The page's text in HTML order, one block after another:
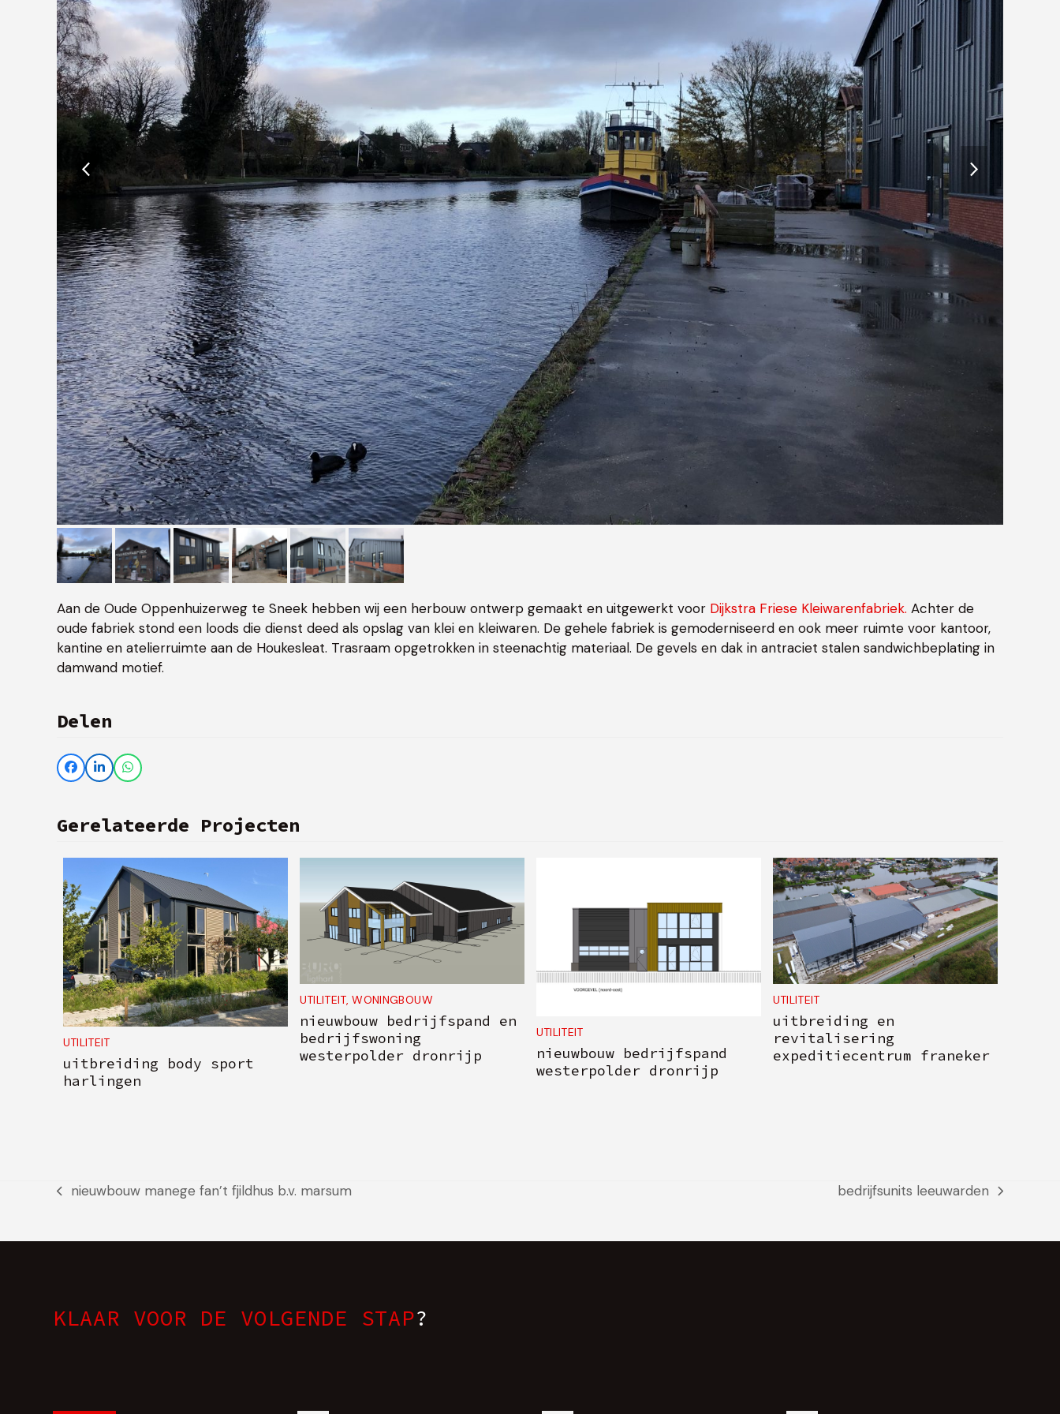
previous
slide
slide
Aan de Oude Oppenhuizerweg te Sneek hebben wij een herbouw ontwerp gemaakt en uitgewerkt voor Dijkstra Friese Kleiwarenfabriek. Achter de
oude fabriek stond een loods die dienst deed als opslag van klei en kleiwaren. De gehele fabriek is gemoderniseerd en ook meer ruimte voor kantoor,
kantine en atelierruimte aan de Houkesleat. Trasraam opgetrokken in steenachtig materiaal. De gevels en dak in antraciet stalen sandwichbeplating in
damwand motief.
Delen
Gerelateerde Projecten
UTILITEIT
uitbreiding body sport
harlingen
UTILITEIT,WONINGBOUW
nieuwbouw bedrijfspand en
bedrijfswoning
westerpolder dronrijp
UTILITEIT
nieuwbouw bedrijfspand
westerpolder dronrijp
UTILITEIT
uitbreiding en
revitalisering
expeditiecentrum franeker
previous
nieuwbouw manege fan’t fjildhus b.v. marsum
next
bedrijfsunits leeuwarden
KLAAR VOOR DE VOLGENDE STAP?